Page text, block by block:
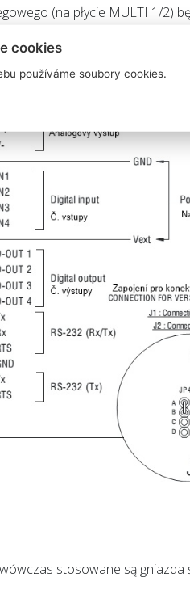
(na płycie MULTI 1/2)
stosowane są
cookies
používáme soubory cookies.